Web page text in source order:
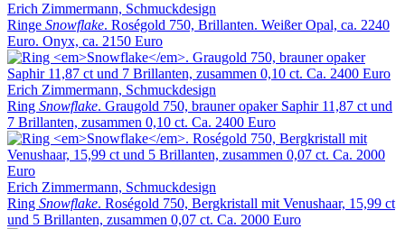
Erich Zimmermann, Schmuckdesign
Ringe Snowflake. Roségold 750, Brillanten. Weißer Opal, ca. 2240
Euro. Onyx, ca. 2150 Euro
Erich Zimmermann, Schmuckdesign
Ring Snowflake. Graugold 750, brauner opaker Saphir 11,87 ct und
7 Brillanten, zusammen 0,10 ct. Ca. 2400 Euro
Erich Zimmermann, Schmuckdesign
Ring Snowflake. Roségold 750, Bergkristall mit Venushaar, 15,99 ct
und 5 Brillanten, zusammen 0,07 ct. Ca. 2000 Euro